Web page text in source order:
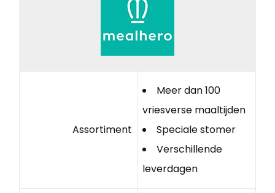
Assortiment
Meer dan 100
vriesverse maaltijden
Speciale stomer
Verschillende
leverdagen